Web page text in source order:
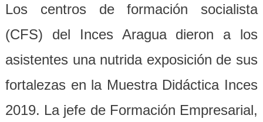
Los centros de formación socialista
(CFS) del Inces Aragua dieron a los
asistentes una nutrida exposición de sus
fortalezas en la Muestra Didáctica Inces
2019. La jefe de Formación Empresarial,